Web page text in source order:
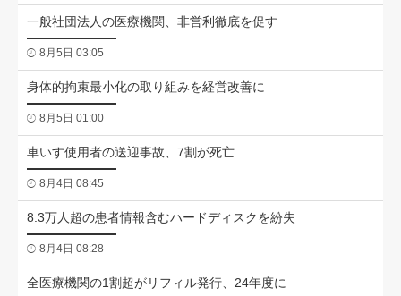
一般社団法人の医療機関、非営利徹底を促す
8月5日 03:05
身体的拘束最小化の取り組みを経営改善に
8月5日 01:00
車いす使用者の送迎事故、7割が死亡
8月4日 08:45
8.3万人超の患者情報含むハードディスクを紛失
8月4日 08:28
全医療機関の1割超がリフィル発行、24年度に